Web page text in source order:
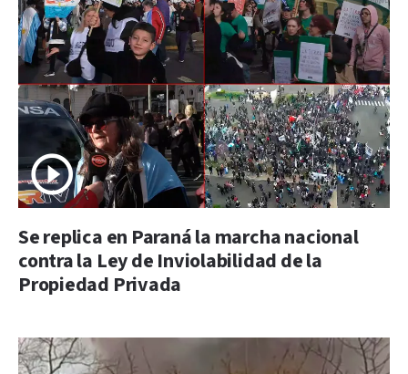
Se replica en Paraná la marcha nacional
contra la Ley de Inviolabilidad de la
Propiedad Privada